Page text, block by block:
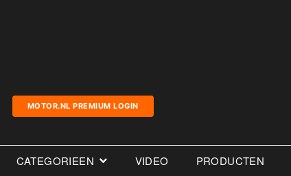
MOTOR.NL PREMIUM LOGIN
CATEGORIEEN VIDEO PRODUCTEN